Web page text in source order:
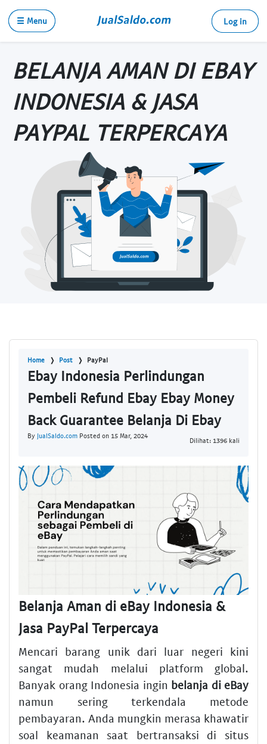
☰ Menu Log in
BELANJA AMAN DI EBAY
INDONESIA & JASA
PAYPAL TERPERCAYA
Home Post PayPal
Ebay Indonesia Perlindungan
Pembeli Refund Ebay Ebay Money
Back Guarantee Belanja Di Ebay
By JualSaldo.com Posted on 15 Mar, 2024
Dilihat: 1396 kali
Belanja Aman di eBay Indonesia &
Jasa PayPal Terpercaya
Mencari barang unik dari luar negeri kini
sangat mudah melalui platform global.
Banyak orang Indonesia ingin belanja di eBay
namun sering terkendala metode
pembayaran. Anda mungkin merasa khawatir
soal keamanan saat bertransaksi di situs